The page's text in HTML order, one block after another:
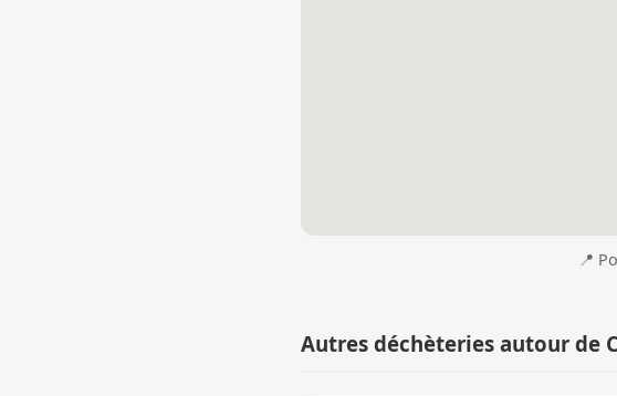
📍
Autres déchèteries autour de